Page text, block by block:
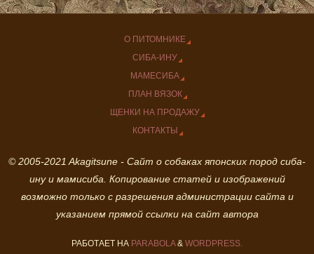
О ПИТОМНИКЕ
СИБА-ИНУ
МАМЕСИБА
ПЛАН ВЯЗОК
ЩЕНКИ НА ПРОДАЖУ
КОНТАКТЫ
© 2005-2021 Akagitsune - Сайт о собаках японских пород сиба-
ину и мамисиба. Копирование статей и изображений
возможно только с разрешения администрации сайта и
указанием прямой ссылки на сайт автора
РАБОТАЕТ НА PARABOLA& WORDPRESS.